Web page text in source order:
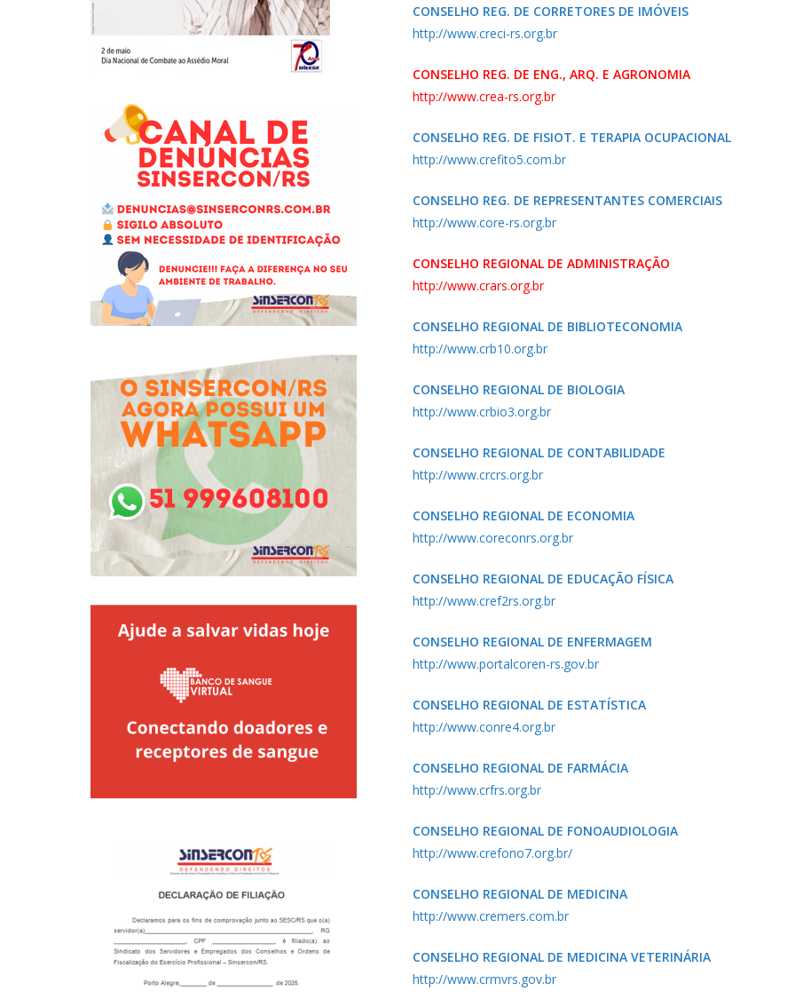
CONSELHO REG. DE CORRETORES DE IMÓVEIS
http://www.creci-rs.org.br
CONSELHO REG. DE ENG., ARQ. E AGRONOMIA
http://www.crea-rs.org.br
CONSELHO REG. DE FISIOT. E TERAPIA OCUPACIONAL
http://www.crefito5.com.br
CONSELHO REG. DE REPRESENTANTES COMERCIAIS
http://www.core-rs.org.br
CONSELHO REGIONAL DE ADMINISTRAÇÃO
http://www.crars.org.br
CONSELHO REGIONAL DE BIBLIOTECONOMIA
http://www.crb10.org.br
CONSELHO REGIONAL DE BIOLOGIA
http://www.crbio3.org.br
CONSELHO REGIONAL DE CONTABILIDADE
http://www.crcrs.org.br
CONSELHO REGIONAL DE ECONOMIA
http://www.coreconrs.org.br
CONSELHO REGIONAL DE EDUCAÇÃO FÍSICA
http://www.cref2rs.org.br
CONSELHO REGIONAL DE ENFERMAGEM
http://www.portalcoren-rs.gov.br
CONSELHO REGIONAL DE ESTATÍSTICA
http://www.conre4.org.br
CONSELHO REGIONAL DE FARMÁCIA
http://www.crfrs.org.br
CONSELHO REGIONAL DE FONOAUDIOLOGIA
http://www.crefono7.org.br/
CONSELHO REGIONAL DE MEDICINA
http://www.cremers.com.br
CONSELHO REGIONAL DE MEDICINA VETERINÁRIA
http://www.crmvrs.gov.br